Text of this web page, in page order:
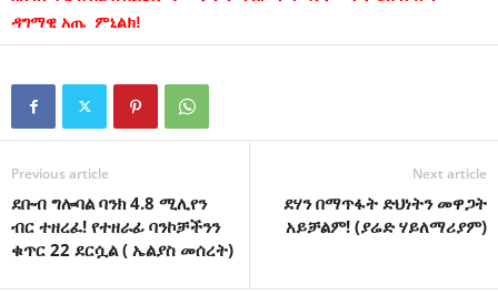
ዳግማዊ አጤ ምኒልክ!
Previous article
ደቡብ ግሎባል ባንክ 4.8 ሚሊየን
ብር ተዘረፈ! የተዘራፊ ባንኮቻችንን
ቁጥር 22 ደርሷል ( ኤልያስ መሰረት)
Next article
ደሃን በማጥፋት ድህነትን መዋጋት
አይቻልም! (ያሬድ ሃይለማሪያም)